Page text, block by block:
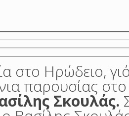
στο Ηρώδειο,
παρουσίας
Σκουλάς.